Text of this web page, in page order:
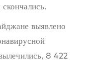
выявлено
8 422